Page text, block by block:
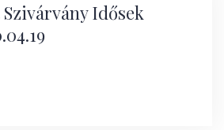
Idősek